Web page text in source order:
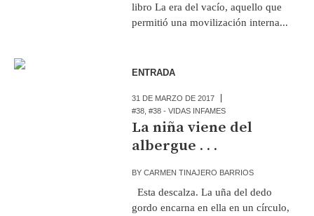
libro La era del vacío, aquello que
permitió una movilización interna...
ENTRADA
31 DE MARZO DE 2017
#38 ,#38 - VIDAS INFAMES
La niña viene del
albergue . . .
BYCARMEN TINAJERO BARRIOS
Esta descalza. La uña del dedo
gordo encarna en ella en un círculo,